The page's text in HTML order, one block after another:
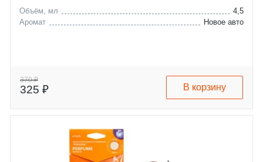
Объём, мл
4,5
Аромат
Новое авто
370 ₽
325 ₽ В корзину